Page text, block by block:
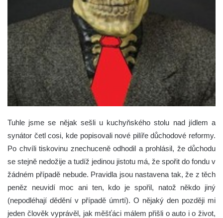
Tuhle jsme se nějak sešli u kuchyňského stolu nad jídlem a
synátor četl cosi, kde popisovali nové pilíře důchodové reformy.
Po chvíli tiskovinu znechuceně odhodil a prohlásil, že důchodu
se stejně nedožije a tudíž jedinou jistotu má, že spořit do fondu v
žádném případě nebude. Pravidla jsou nastavena tak, že z těch
peněz neuvidí moc ani ten, kdo je spořil, natož někdo jiný
(nepodléhají dědění v případě úmrtí). O nějaký den později mi
jeden člověk vyprávěl, jak měšťáci málem přišli o auto i o život,